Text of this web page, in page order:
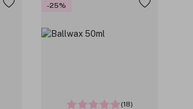
-25%
(18)